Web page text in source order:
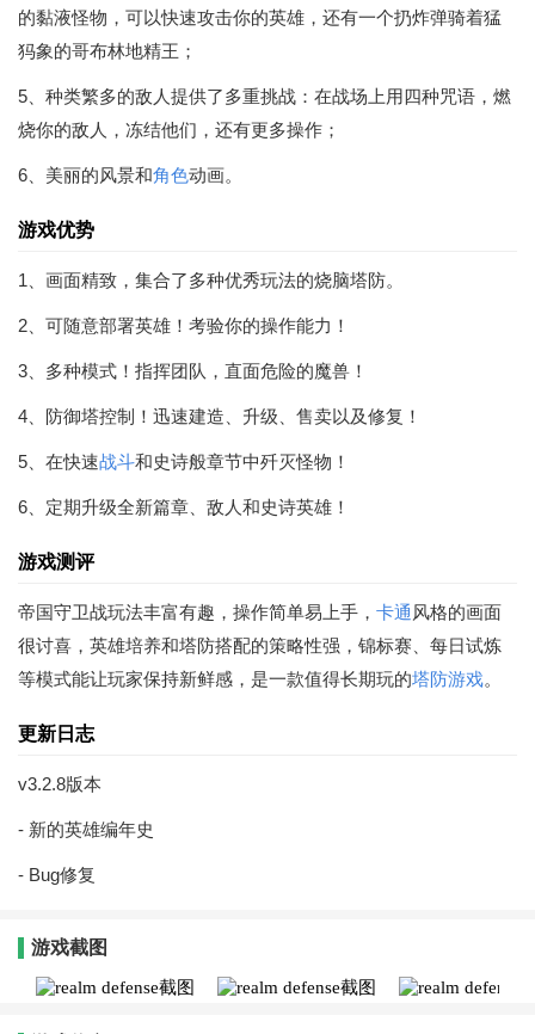
的黏液怪物，可以快速攻击你的英雄，还有一个扔炸弹骑着猛
犸象的哥布林地精王；
5、种类繁多的敌人提供了多重挑战：在战场上用四种咒语，燃
烧你的敌人，冻结他们，还有更多操作；
6、美丽的风景和角色动画。
游戏优势
1、画面精致，集合了多种优秀玩法的烧脑塔防。
2、可随意部署英雄！考验你的操作能力！
3、多种模式！指挥团队，直面危险的魔兽！
4、防御塔控制！迅速建造、升级、售卖以及修复！
5、在快速战斗和史诗般章节中歼灭怪物！
6、定期升级全新篇章、敌人和史诗英雄！
游戏测评
帝国守卫战玩法丰富有趣，操作简单易上手， 卡通 风格的画面
很讨喜，英雄培养和塔防搭配的策略性强，锦标赛、每日试炼
等模式能让玩家保持新鲜感，是一款值得长期玩的塔防游戏。
更新日志
v3.2.8版本
- 新的英雄编年史
- Bug修复
游戏截图